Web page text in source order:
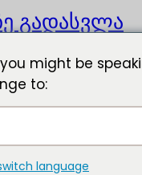
გადასვლა
might be
to:
language